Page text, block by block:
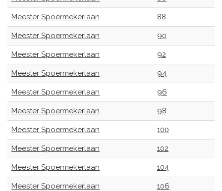
Meester Spoermekerlaan 88
Meester Spoermekerlaan 90
Meester Spoermekerlaan 92
Meester Spoermekerlaan 94
Meester Spoermekerlaan 96
Meester Spoermekerlaan 98
Meester Spoermekerlaan 100
Meester Spoermekerlaan 102
Meester Spoermekerlaan 104
Meester Spoermekerlaan 106